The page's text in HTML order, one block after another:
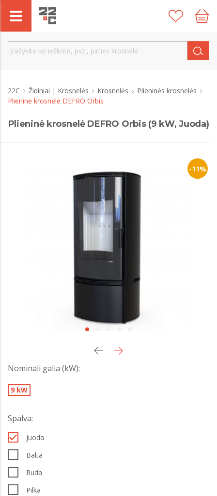
22C Židiniai | Krosnelės Krosnelės
Plieninės krosnelės
Plieninė krosnelė DEFRO Orbis
Plieninė krosnelė DEFRO Orbis (9 kW, Juoda)
-11%
Nominali galia (kW):
9 kW
Spalva:
Juoda
Balta
Ruda
Pilka